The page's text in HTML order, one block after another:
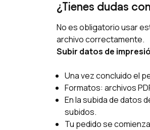
¿Tienes dudas
No es obligatorio usar
archivo correctamente.
Subir datos de
Una vez concluido el
Formatos: archivos
En la subida de datos
subidos.
Tu pedido se